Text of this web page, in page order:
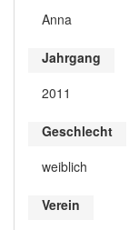
Anna
Jahrgang
2011
Geschlecht
weiblich
Verein